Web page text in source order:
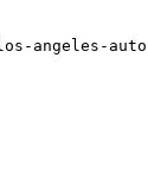
angeles-